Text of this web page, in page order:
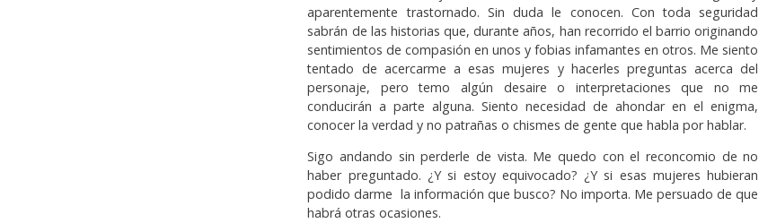
aparentemente trastornado. Sin duda le conocen. Con toda seguridad
sabrán de las historias que, durante años, han recorrido el barrio originando
sentimientos de compasión en unos y fobias infamantes en otros. Me siento
tentado de acercarme a esas mujeres y hacerles preguntas acerca del
personaje, pero temo algún desaire o interpretaciones que no me
conducirán a parte alguna. Siento necesidad de ahondar en el enigma,
conocer la verdad y no patrañas o chismes de gente que habla por hablar.
Sigo andando sin perderle de vista. Me quedo con el reconcomio de no
haber preguntado. ¿Y si estoy equivocado? ¿Y si esas mujeres hubieran
podido darme la información que busco? No importa. Me persuado de que
habrá otras ocasiones.